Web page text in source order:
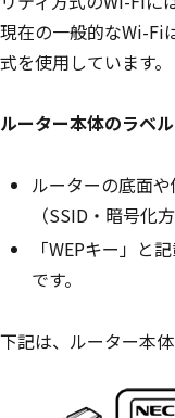
現在の一般的なWi-Fi
式を使用しています。
ルーター本体のラベ
ルーターの底面
（SSID・暗号化
「WEPキー」と
です。
下記は、ルーター本